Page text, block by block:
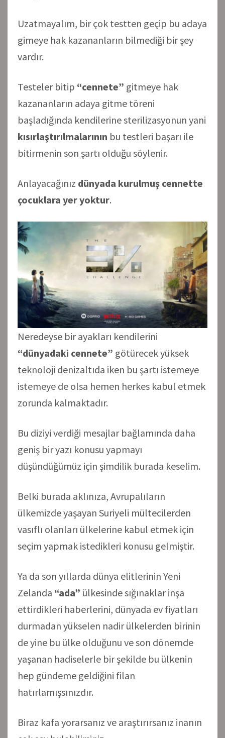
Uzatmayalım, bir çok testten geçip bu adaya
gimeye hak kazananların bilmediği bir şey
vardır.
Testeler bitip “cennete” gitmeye hak
kazananların adaya gitme töreni
başladığında kendilerine sterilizasyonun yani
kısırlaştırılmalarının bu testleri başarı ile
bitirmenin son şartı olduğu söylenir.
Anlayacağınız dünyada kurulmuş cennette
çocuklara yer yoktur.
Neredeyse bir ayakları kendilerini
“dünyadaki cennete” götürecek yüksek
teknoloji denizaltıda iken bu şartı istemeye
istemeye de olsa hemen herkes kabul etmek
zorunda kalmaktadır.
Bu diziyi verdiği mesajlar bağlamında daha
geniş bir yazı konusu yapmayı
düşündüğümüz için şimdilik burada keselim.
Belki burada aklınıza, Avrupalıların
ülkemizde yaşayan Suriyeli mültecilerden
vasıflı olanları ülkelerine kabul etmek için
seçim yapmak istedikleri konusu gelmiştir.
Ya da son yıllarda dünya elitlerinin Yeni
Zelanda “ada” ülkesinde sığınaklar inşa
ettirdikleri haberlerini, dünyada ev fiyatları
durmadan yükselen nadir ülkelerden birinin
de yine bu ülke olduğunu ve son dönemde
yaşanan hadiselerle bir şekilde bu ülkenin
hep gündeme geldiğini filan
hatırlamışsınızdır.
Biraz kafa yorarsanız ve araştırırsanız inanın